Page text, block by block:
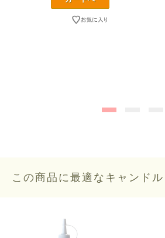
この商品に最適なキャンドル